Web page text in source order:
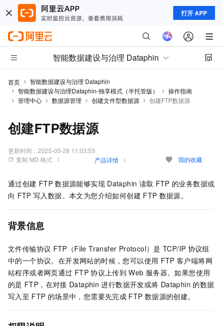
打开 APP
智能数据建设与治理 Dataphin
首页
智能数据建设与治理 Dataphin
智能数据建设与治理Dataphin-独享模式（半托管版）
操作指南
管理中心
数据源管理 创建文件型数据源 创建FTP数据源
创建FTP数据源
更新时间： 2025-05-28 11:03:53
复制 MD 格式
产品详情 我的收藏
通过创建 FTP 数据源能够实现 Dataphin 读取 FTP 的业务数据或
向 FTP 写入数据。本文为您介绍如何创建 FTP 数据源。
背景信息
文件传输协议 FTP（File Transfer Protocol）是 TCP/IP 协议组
中的一个协议。在开发网站的时候，您可以使用 FTP 客户端将网
站程序或者网页通过 FTP 协议上传到 Web 服务器。如果您使用
的是 FTP，在对接 Dataphin 进行数据开发或将 Dataphin 的数据
写入至 FTP 的场景中，您需要先完成 FTP 数据源的创建。